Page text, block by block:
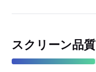
スクリーン品質